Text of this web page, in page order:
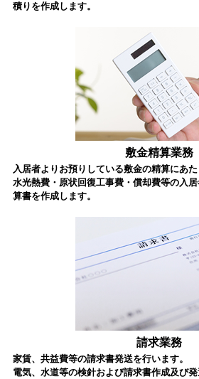
積りを作成します。
敷金精算業務
入居者よりお預りしている敷金の精算にあ
水光熱費・原状回復工事費・償却費等の入
算書を作成します。
請求業務
家賃、共益費等の請求書発送を行います。
電気、水道等の検針および請求書作成及び発